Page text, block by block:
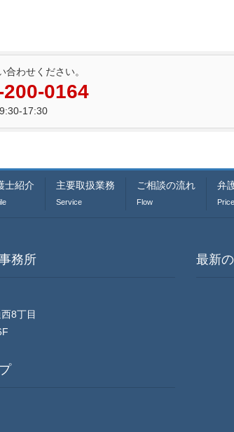
合わせください。
200-0164
17:30
士紹介 主要取扱業務
Service
ご相談の流れ
Flow
弁
Price
務所
8丁目
最新